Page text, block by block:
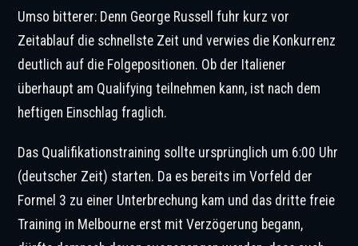
Umso bitterer: Denn George Russell fuhr kurz vor
Zeitablauf die schnellste Zeit und verwies die Konkurrenz
deutlich auf die Folgepositionen. Ob der Italiener
überhaupt am Qualifying teilnehmen kann, ist nach dem
heftigen Einschlag fraglich.
Das Qualifikationstraining sollte ursprünglich um 6:00 Uhr
(deutscher Zeit) starten. Da es bereits im Vorfeld der
Formel 3 zu einer Unterbrechung kam und das dritte freie
Training in Melbourne erst mit Verzögerung begann,